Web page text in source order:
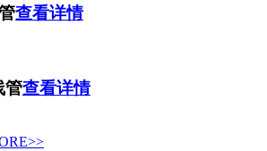
查看详情
管查看详情